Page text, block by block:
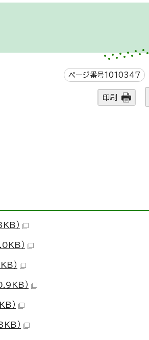
ページ番号1010347
印刷
）
）
）
）
）
）